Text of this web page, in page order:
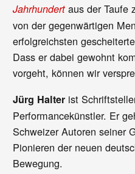
Jahrhundert aus der Taufe
von der gegenwärtigen
erfolgreichsten
Dass er dabei gewohnt
vorgeht, können wir
Jürg Halter ist
Performancekünstler. Er
Schweizer Autoren seiner
Pionieren der neuen
Bewegung.